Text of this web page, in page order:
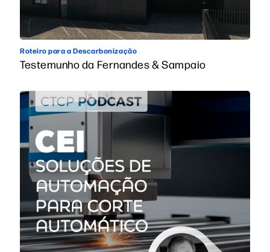
Roteiro para a Descarbonização
Testemunho da Fernandes & Sampaio